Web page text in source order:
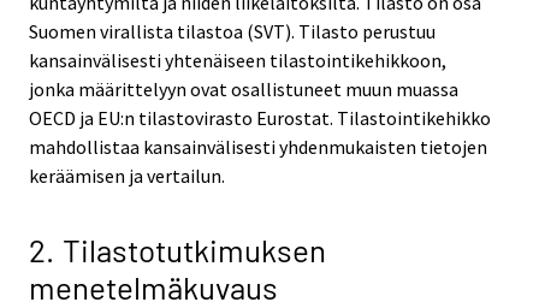
Suomen virallista tilastoa (SVT). Tilasto perustuu
kansainvälisesti yhtenäiseen tilastointikehikkoon,
jonka määrittelyyn ovat osallistuneet muun muassa
OECD ja EU:n tilastovirasto Eurostat. Tilastointikehikko
mahdollistaa kansainvälisesti yhdenmukaisten tietojen
keräämisen ja vertailun.
2. Tilastotutkimuksen
menetelmäkuvaus